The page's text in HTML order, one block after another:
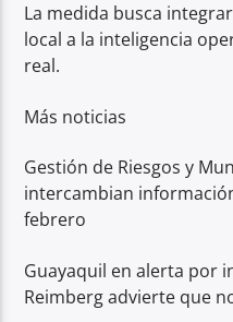
La medida busca
local a la inteligencia
real.
Más noticias
Gestión de Riesgos y
intercambian
febrero
Guayaquil en alerta por
Reimberg advierte que